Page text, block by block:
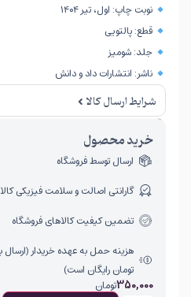
نوبت چاپ: اول، تیر ۱۴۰۴
قطع: پالتویی
جلد: شومیز
ناشر: انتشارات داد و دانش
شرایط ارسال کالا
خرید محصول
ارسال توسط فروشگاه
گارانتی اصالت و سلامت فیزیکی کالا
تضمین کیفیت کالاهای فروشگاه
تومان رایگان است)
350,000تومان